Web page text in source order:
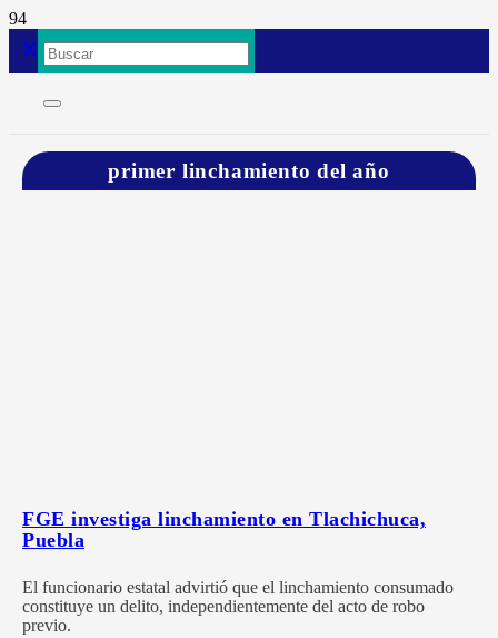
primer linchamiento del año
FGE investiga linchamiento en Tlachichuca,
Puebla
El funcionario estatal advirtió que el linchamiento consumado
constituye un delito, independientemente del acto de robo
previo.